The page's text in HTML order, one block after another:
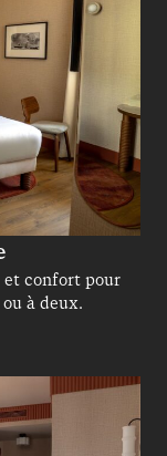
confort pour
à deux.